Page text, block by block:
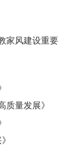
家风建设重要
量发展》